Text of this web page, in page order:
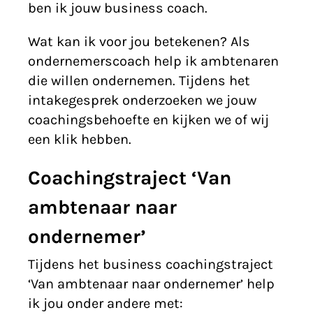
ben ik jouw business coach.
Wat kan ik voor jou betekenen? Als
ondernemerscoach help ik ambtenaren
die willen ondernemen. Tijdens het
intakegesprek onderzoeken we jouw
coachingsbehoefte en kijken we of wij
een klik hebben.
Coachingstraject ‘Van
ambtenaar naar
ondernemer’
Tijdens het business coachingstraject
‘Van ambtenaar naar ondernemer’ help
ik jou onder andere met: